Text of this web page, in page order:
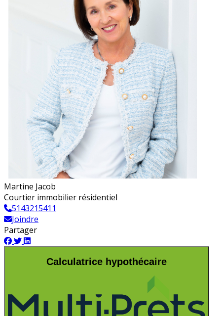
Martine Jacob
Courtier immobilier résidentiel
5143215411
Joindre
Partager
Calculatrice hypothécaire